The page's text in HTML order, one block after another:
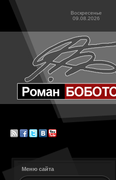
Воскресенье
09.08.2026
Меню сайта